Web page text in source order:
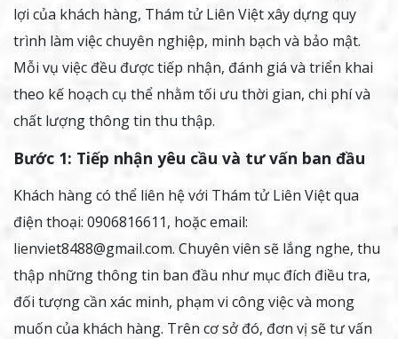
lợi của khách hàng, Thám tử Liên Việt xây dựng quy
trình làm việc chuyên nghiệp, minh bạch và bảo mật.
Mỗi vụ việc đều được tiếp nhận, đánh giá và triển khai
theo kế hoạch cụ thể nhằm tối ưu thời gian, chi phí và
chất lượng thông tin thu thập.
Bước 1: Tiếp nhận yêu cầu và tư vấn ban đầu
Khách hàng có thể liên hệ với Thám tử Liên Việt qua
điện thoại: 0906816611, hoặc email:
lienviet8488@gmail.com. Chuyên viên sẽ lắng nghe, thu
thập những thông tin ban đầu như mục đích điều tra,
đối tượng cần xác minh, phạm vi công việc và mong
muốn của khách hàng. Trên cơ sở đó, đơn vị sẽ tư vấn